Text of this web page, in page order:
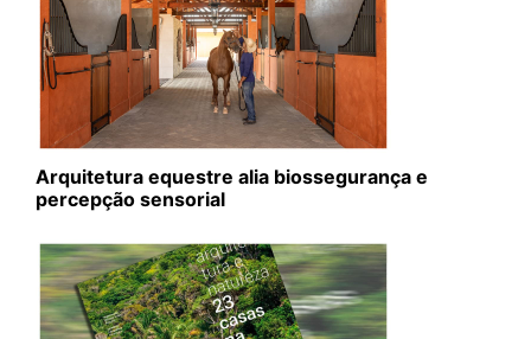
Arquitetura equestre alia biossegurança e
percepção sensorial